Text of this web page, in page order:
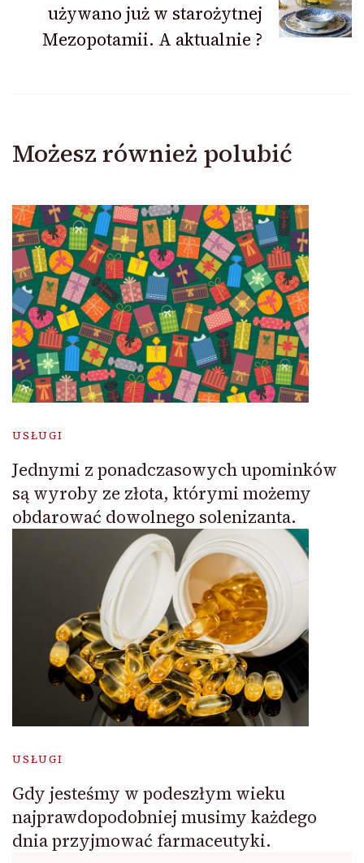
używano już w starożytnej
Mezopotamii. A aktualnie ?
Możesz również polubić
USŁUGI
Jednymi z ponadczasowych upominków
są wyroby ze złota, którymi możemy
obdarować dowolnego solenizanta.
USŁUGI
Gdy jesteśmy w podeszłym wieku
najprawdopodobniej musimy każdego
dnia przyjmować farmaceutyki.